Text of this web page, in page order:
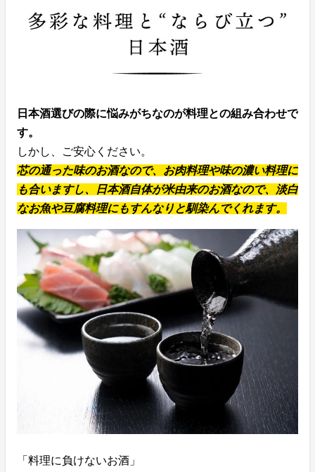
日本酒選びの際に悩みがちなのが料理との組み合わせで
す。
しかし、ご安心ください。
芯の通った味のお酒なので、お肉料理や味の濃い料理に
も合いますし、日本酒自体が米由来のお酒なので、淡白
なお魚や豆腐料理にもすんなりと馴染んでくれます。
「料理に負けないお酒」